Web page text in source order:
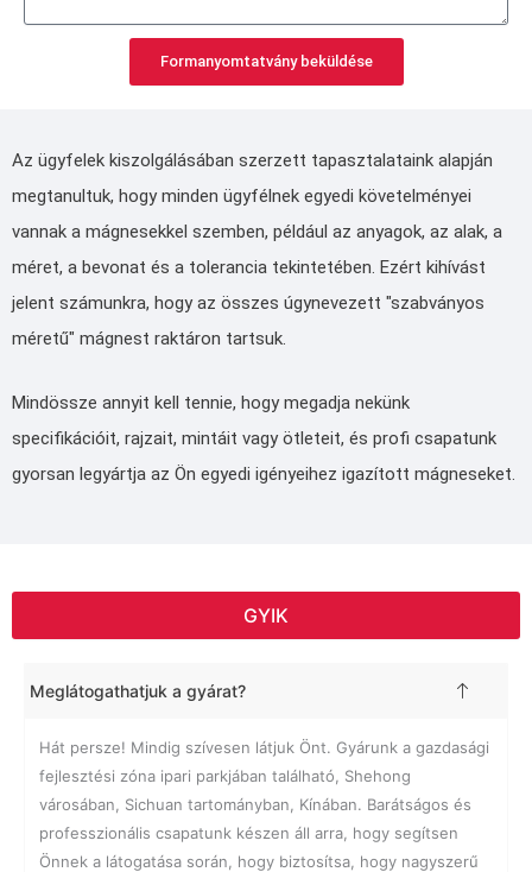
Formanyomtatvány beküldése
Az ügyfelek kiszolgálásában szerzett tapasztalataink alapján
megtanultuk, hogy minden ügyfélnek egyedi követelményei
vannak a mágnesekkel szemben, például az anyagok, az alak, a
méret, a bevonat és a tolerancia tekintetében. Ezért kihívást
jelent számunkra, hogy az összes úgynevezett "szabványos
méretű" mágnest raktáron tartsuk.
Mindössze annyit kell tennie, hogy megadja nekünk
specifikációit, rajzait, mintáit vagy ötleteit, és profi csapatunk
gyorsan legyártja az Ön egyedi igényeihez igazított mágneseket.
GYIK
Meglátogathatjuk a gyárat?
Hát persze! Mindig szívesen látjuk Önt. Gyárunk a gazdasági
fejlesztési zóna ipari parkjában található, Shehong
városában, Sichuan tartományban, Kínában. Barátságos és
professzionális csapatunk készen áll arra, hogy segítsen
Önnek a látogatása során, hogy biztosítsa, hogy nagyszerű